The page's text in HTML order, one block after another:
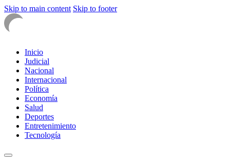
Skip to main content Skip to footer
Inicio
Judicial
Nacional
Internacional
Política
Economía
Salud
Deportes
Entretenimiento
Tecnología